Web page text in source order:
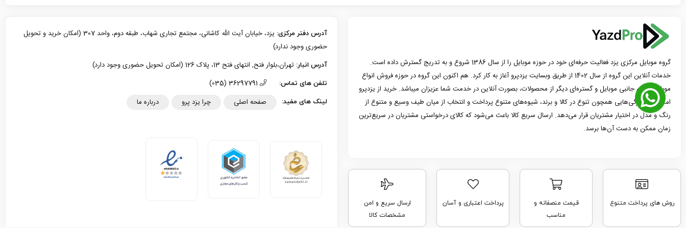
گروه موبایل مرکزی یزد فعالیت حرفه‌ای خود در حوزه موبایل را از سال 1386 شروع و به تدریج گسترش داده است.
خدمات آنلاین این گروه از سال 1402 از طریق وبسایت یزدپرو آغاز به کار کرد. هم اکنون این گروه در حوزه فروش انواع
موبایل، لوازم جانبی موبایل و گستره‌ای دیگر از محصولات، بصورت آنلاین در خدمت شما عزیزان میباشد. خرید از یزدپرو
امکانات و ویژگی‌هایی همچون تنوع در کالا و برند، شیوه‌های متنوع پرداخت و انتخاب از میان طیف وسیع و متنوع از
رنگ و مدل در اختیار مشتریان قرار می‌دهد. ارسال سریع کالا باعث می‌شود که کالای درخواستی مشتریان در سریع‌ترین
زمان ممکن به دست آن‌ها برسد.
روش های پرداخت متنوع
قیمت منصفانه و
مناسب
پرداخت اعتباری و آسان
ارسال سریع و امن
مشخصات کالا
آدرس دفتر مرکزی:
یزد، خیابان آیت الله کاشانی، مجتمع تجاری شهاب، طبقه دوم، واحد 307 (امکان خرید و تحویل
حضوری وجود ندارد)
آدرس انبار: تهران،بلوار فتح, انتهای فتح 13، پلاک 126 (امکان تحویل حضوری وجود دارد)
تلفن های تماس:
لینک های مفید: صفحه اصلی چرا یزد پرو درباره ما